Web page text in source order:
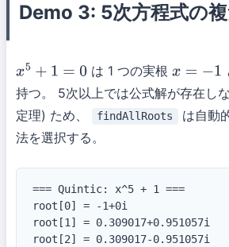
Demo 3: 5次方程式の
x5 +1=0 は 1 つの実根x=−1
持つ。 5次以上では公式解が存在し
定理) ため、
findAllRoots
は自動
法を選択する。
=== Quintic: x^5 + 1 ===
root[0] = -1+0i
root[1] = 0.309017+0.951057i
root[2] = 0.309017-0.951057i